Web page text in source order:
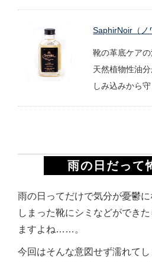
SaphirNoir（ノ
靴の革底ケア
天然植物性油
しみ込みから守
雨の日だって
雨の日ってだけで気分が憂鬱
しまった靴にシミなどができ
ますよね……。
今回はそんな意図せず濡れて